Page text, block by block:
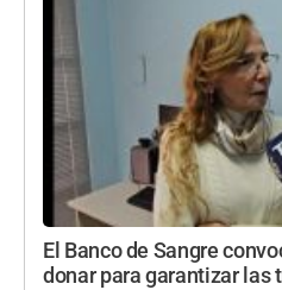
El Banco de Sangre
donar para garantizar las